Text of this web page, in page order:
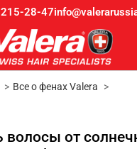
28-47
Все о фенах Valera
волосы от